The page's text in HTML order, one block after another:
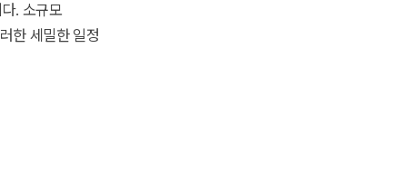
. 소규모
한 세밀한 일정